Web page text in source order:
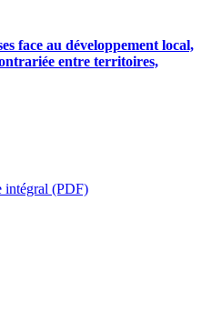
face au développement local,
entre territoires,
intégral (PDF)